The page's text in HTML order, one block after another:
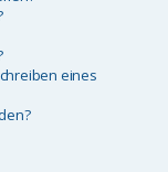
eines